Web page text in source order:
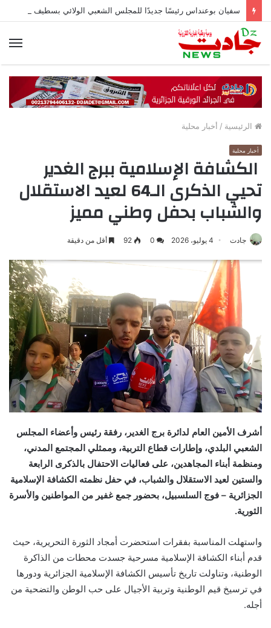
الرئيسية / أخبار محلية
أخبار محلية
الكشافة الإسلامية ببرج الغدير
تحيي الذكرى الـ64 لعيد الاستقلال
والشباب بحفل وطني مميز
جادت 4 يوليو، 2026 0
92 أقل من دقيقة
أشرف الأمين العام لدائرة برج الغدير، رفقة رئيس وأعضاء المجلس
الشعبي البلدي، وإطارات قطاع التربية، وممثلي المجتمع المدني،
ومنظمة أبناء المجاهدين، على فعاليات الاحتفال بالذكرى الرابعة
والستين لعيد الاستقلال والشباب، في حفل نظمته الكشافة الإسلامية
الجزائرية – فوج السلسبيل، بحضور جمع غفير من المواطنين والأسرة
الثورية.
واستهلت المناسبة بفقرات استحضرت أمجاد الثورة التحريرية، حيث
قدم أبناء الكشافة الإسلامية مسرحية جسدت محطات من الذاكرة
الوطنية، وتناولت تاريخ تأسيس الكشافة الإسلامية الجزائرية ودورها
في ترسيخ قيم الوطنية وتربية الأجيال على حب الوطن والتضحية من
أجله.